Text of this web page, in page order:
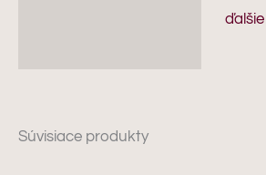
Súvisiace produkty